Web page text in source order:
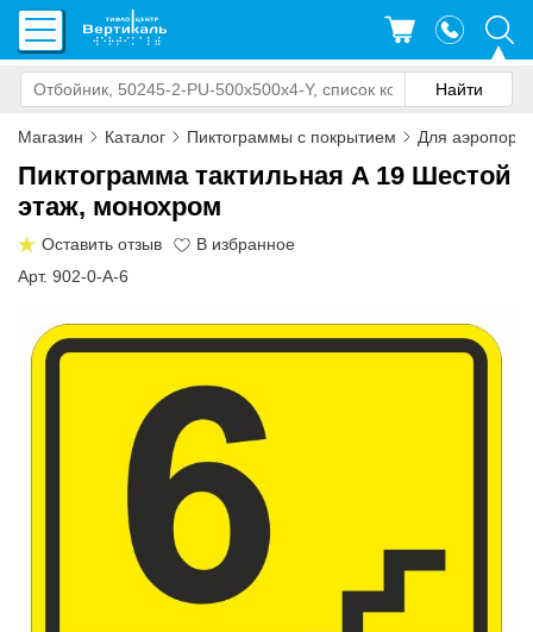
Магазин Каталог Пиктограммы с покрытием Для
Пиктограмма тактильная A 19 Шестой
этаж, монохром
Оставить отзыв
Арт. 902-0-A-6